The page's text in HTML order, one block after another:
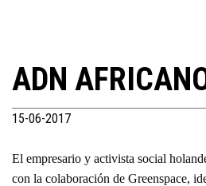
ADN
15-06-2017
El empresario y activista social
con la colaboración de Greenspace,